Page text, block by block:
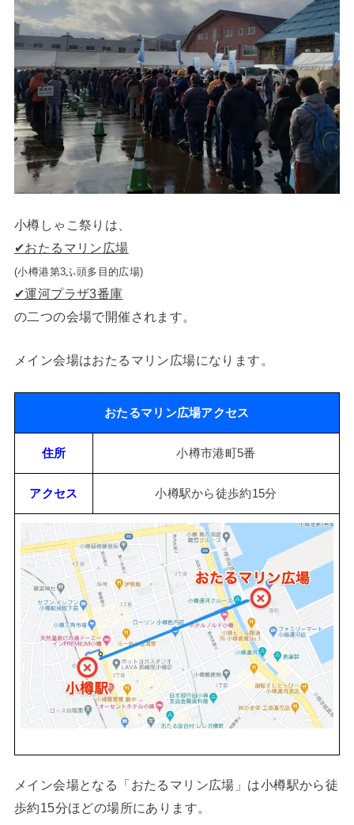
小樽しゃこ祭りは、
✔︎おたるマリン広場
(小樽港第3ふ頭多目的広場)
✔︎運河プラザ3番庫
の二つの会場で開催されます。
メイン会場はおたるマリン広場になります。
おたるマリン広場アクセス
住所 小樽市港町5番
アクセス 小樽駅から徒歩約15分
メイン会場となる「おたるマリン広場」は小樽駅から徒
歩約15分ほどの場所にあります。